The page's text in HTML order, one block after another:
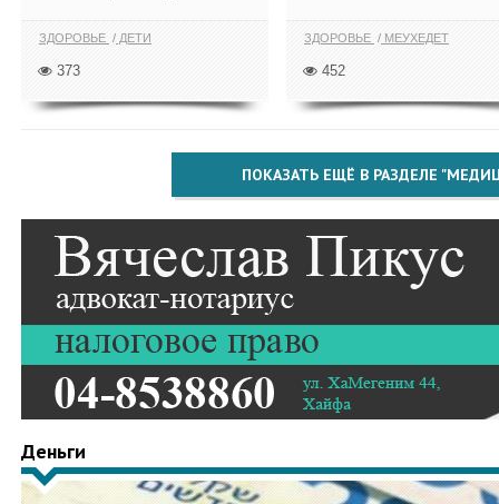
ЗДОРОВЬЕ ДЕТИ
373
ЗДОРОВЬЕ МЕУХЕДЕТ
452
ПОКАЗАТЬ ЕЩЁ В РАЗДЕЛЕ
Деньги